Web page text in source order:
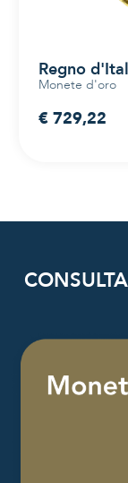
Regno
Monete d'oro
€ 729,22